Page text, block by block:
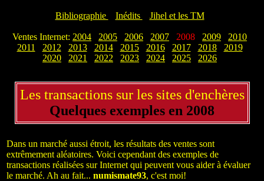
Bibliographie Inédits Jihel et les TMx
Ventes Internet: 2004 2005 2006 2007 2008 2009 2010
2011
2012 2013x 2014x 2015x 2016x 2017x 2018x 2019x
2020
2021 2022 2023 2024 2025 2026
Les transactions sur les sites d'enchères
Quelques exemples en 2008
Dans un marché aussi étroit, les résultats des ventes sont
extrêmement aléatoires. Voici cependant des exemples de
transactions réalisées sur Internet qui peuvent vous aider à évaluer
le marché. Ah au fait... numismate93, c'est moi!